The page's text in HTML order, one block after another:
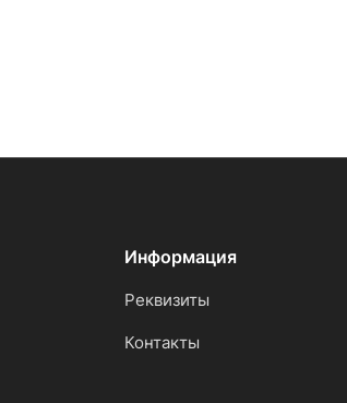
Информация
Реквизиты
Контакты